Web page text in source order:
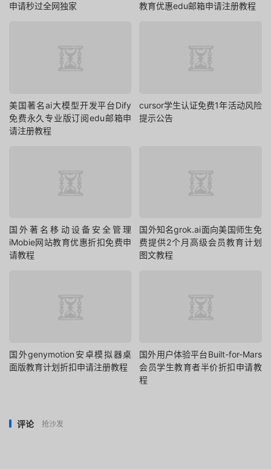
申请秒过全网独家
教育优惠edu邮箱申请注册教程
美国著名ai大模型开发平台Dify
免费永久专业版订阅edu邮箱申
请注册教程
cursor学生认证免费1年活动风险
提示公告
国外著名移动设备安全管理
iMobie网站教育优惠折扣免费申
请教程
国外知名grok.ai面向美国师生免
费提供2个月高级会员教育计划
图文教程
国外genymotion安卓模拟器桌
面版教育计划折扣申请注册教程
国外用户体验平台Built-for-Mars
会员学生教育者半价折扣申请教
程
评论 抢沙发